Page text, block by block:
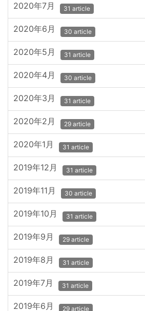
2020年7月 31 article
2020年6月 30 article
2020年5月 31 article
2020年4月 30 article
2020年3月 31 article
2020年2月 29 article
2020年1月 31 article
2019年12月 31 article
2019年11月 30 article
2019年10月 31 article
2019年9月 29 article
2019年8月 31 article
2019年7月 31 article
2019年6月 29 article